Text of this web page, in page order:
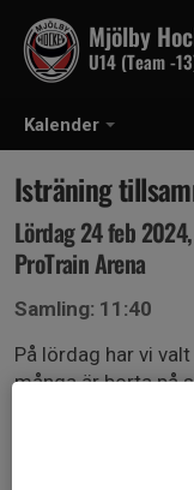
Kalender
Mjölby
U14 (Team -
Isträning
Lördag 24 feb
ProTrain Arena
Samling: 11:40
På lördag har vi
många är borta på